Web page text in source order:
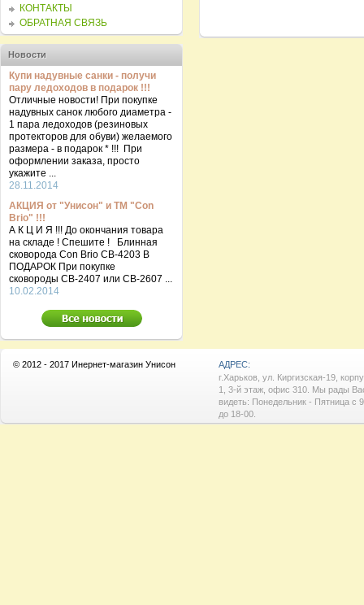
КОНТАКТЫ
ОБРАТНАЯ СВЯЗЬ
Новости
Купи надувные санки - получи
пару ледоходов в подарок !!!
Отличные новости! При покупке
надувных санок любого диаметра -
1 пара ледоходов (резиновых
протекторов для обуви) желаемого
размера - в подарок * !!! При
оформлении заказа, просто
укажите ...
28.11.2014
АКЦИЯ от "Унисон" и ТМ "Con
Brio" !!!
А К Ц И Я !!! До окончания товара
на складе ! Спешите ! Блинная
сковорода Con Brio CB-4203 В
ПОДАРОК При покупке
сковороды СВ-2407 или СВ-2607 ...
10.02.2014
© 2012 - 2017 Инернет-магазин Унисон
АДРЕС:
г.Харьков, ул. Киргизская-19,
1, 3-й этаж, офис 310. Мы рады
видеть: Понедельник - Пятница с
до 18-00.